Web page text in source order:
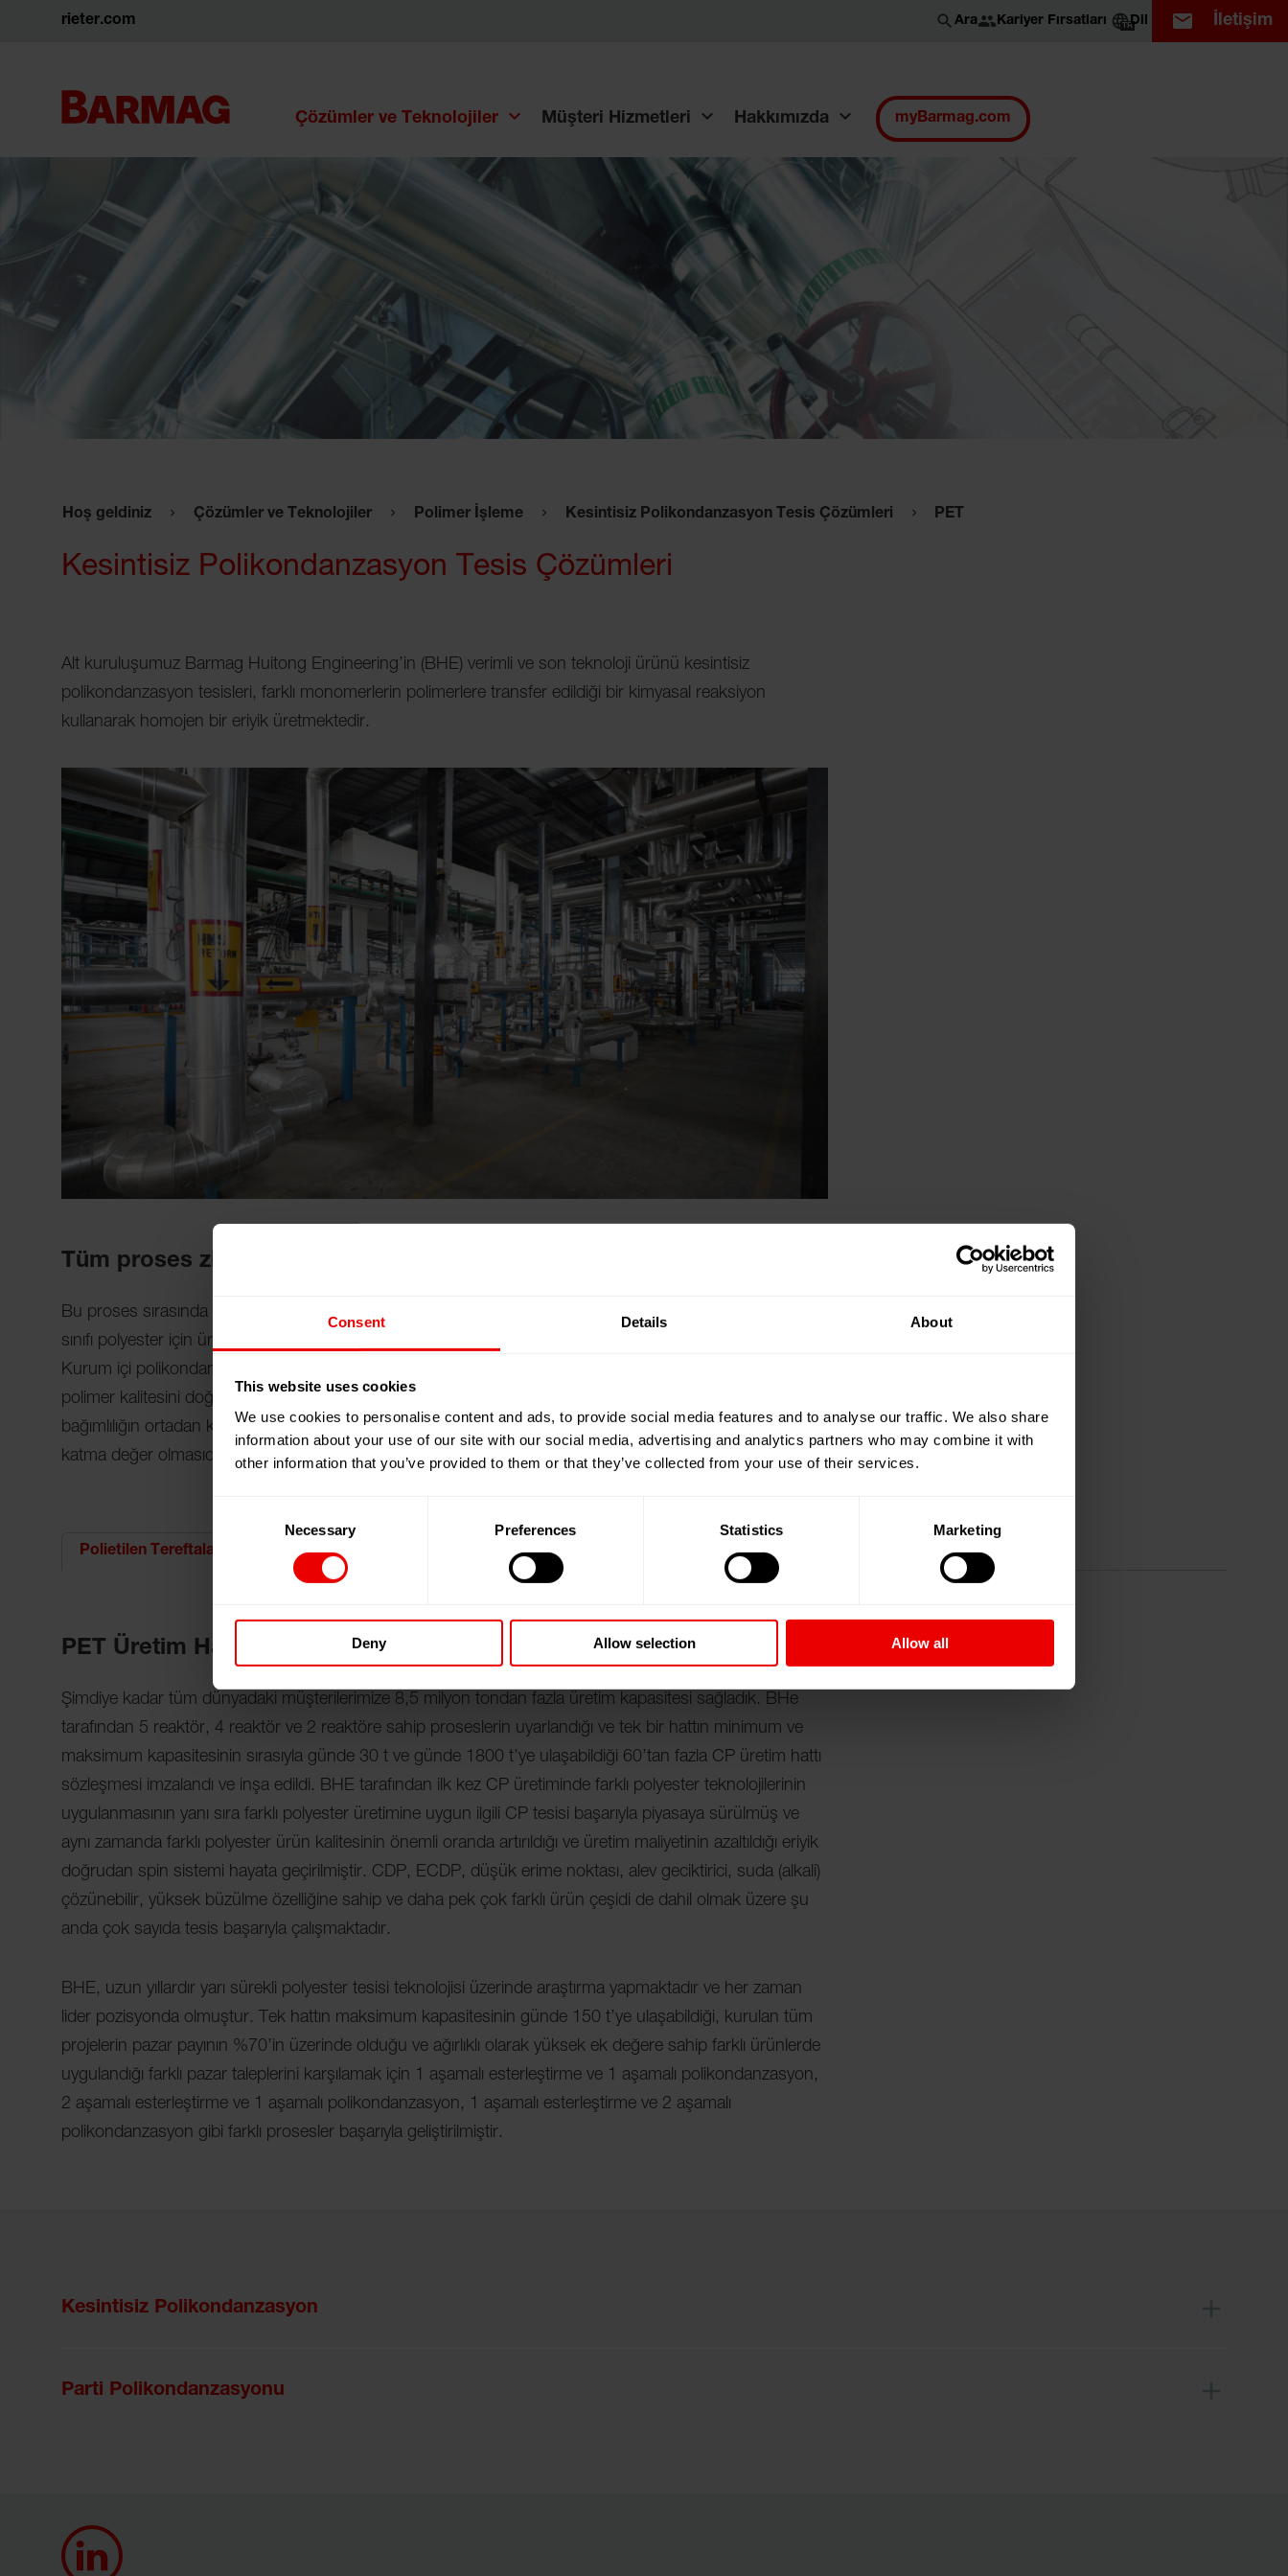
Consent Details About
This website uses cookies
We use cookies to personalise content and ads, to provide social media features and to analyse our traffic. We also share
information about your use of our site with our social media, advertising and analytics partners who may combine it with
other information that you’ve provided to them or that they’ve collected from your use of their services.
Necessary Preferences Statistics Marketing
Deny Allow selection Allow all
rieter.com Ara Kariyer Fırsatları TRDil İletişim
Çözümler ve Teknolojiler Müşteri Hizmetleri Hakkımızda myBarmag.com
Hoş geldiniz Çözümler ve Teknolojiler Polimer İşleme Kesintisiz Polikondanzasyon Tesis Çözümleri PET
Kesintisiz Polikondanzasyon Tesis Çözümleri
Alt kuruluşumuz Barmag Huitong Engineering’in (BHE) verimli ve son teknoloji ürünü kesintisiz
polikondanzasyon tesisleri, farklı monomerlerin polimerlere transfer edildiği bir kimyasal reaksiyon
kullanarak homojen bir eriyik üretmektedir.
Tüm proses zinciri üzerinde tam kontrol
Bu proses sırasında su gibi yan ürünler üretilir. Bunun gibi son teknoloji ürünü eriyikler, elyaf sınıfı ve şişe
sınıfı polyester için üretilen yüksek kalite ipliğin temelini oluşturmaktadır.
Kurum içi polikondanzasyon sisteminin avantajları açıkça görülmektedir: harici tanecik üreticilerine ve
polimer kalitesini doğrudan etkileyen ham madde pazarındaki kısa süreli fiyat dalgalanmalarına olan
bağımlılığın ortadan kalkmasını yanı sıra hepsinden önemlisi, daha fazla kâr potansiyeli sunan ilave bir
katma değer olmasıdır.
Polietilen Tereftalat Polibütilen Tereftalat Politrimetilen Tereftalat Poliakrilnitril
PET Üretim Hatları
Şimdiye kadar tüm dünyadaki müşterilerimize 8,5 milyon tondan fazla üretim kapasitesi sağladık. BHe
tarafından 5 reaktör, 4 reaktör ve 2 reaktöre sahip proseslerin uyarlandığı ve tek bir hattın minimum ve
maksimum kapasitesinin sırasıyla günde 30 t ve günde 1800 t’ye ulaşabildiği 60’tan fazla CP üretim hattı
sözleşmesi imzalandı ve inşa edildi. BHE tarafından ilk kez CP üretiminde farklı polyester teknolojilerinin
uygulanmasının yanı sıra farklı polyester üretimine uygun ilgili CP tesisi başarıyla piyasaya sürülmüş ve
aynı zamanda farklı polyester ürün kalitesinin önemli oranda artırıldığı ve üretim maliyetinin azaltıldığı eriyik
doğrudan spin sistemi hayata geçirilmiştir. CDP, ECDP, düşük erime noktası, alev geciktirici, suda (alkali)
çözünebilir, yüksek büzülme özelliğine sahip ve daha pek çok farklı ürün çeşidi de dahil olmak üzere şu
anda çok sayıda tesis başarıyla çalışmaktadır.
BHE, uzun yıllardır yarı sürekli polyester tesisi teknolojisi üzerinde araştırma yapmaktadır ve her zaman
lider pozisyonda olmuştur. Tek hattın maksimum kapasitesinin günde 150 t’ye ulaşabildiği, kurulan tüm
projelerin pazar payının %70’in üzerinde olduğu ve ağırlıklı olarak yüksek ek değere sahip farklı ürünlerde
uygulandığı farklı pazar taleplerini karşılamak için 1 aşamalı esterleştirme ve 1 aşamalı polikondanzasyon,
2 aşamalı esterleştirme ve 1 aşamalı polikondanzasyon, 1 aşamalı esterleştirme ve 2 aşamalı
polikondanzasyon gibi farklı prosesler başarıyla geliştirilmiştir.
Kesintisiz Polikondanzasyon
Parti Polikondanzasyonu